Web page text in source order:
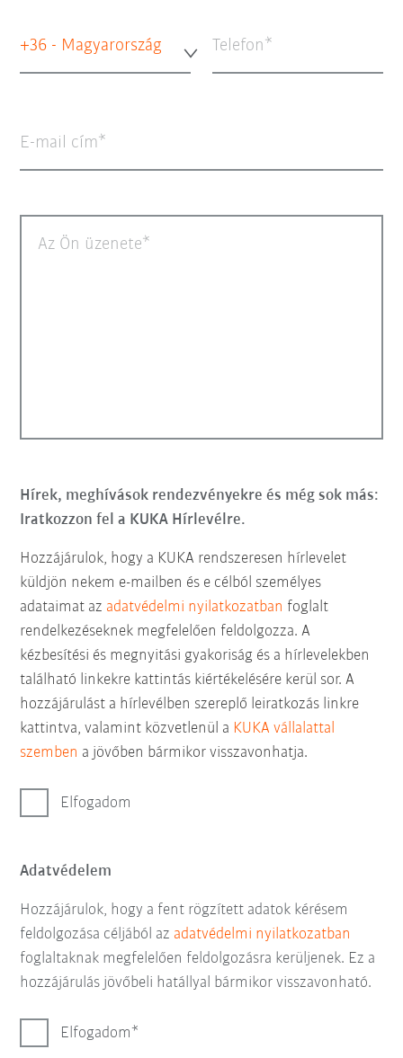
+36 - Magyarország Telefon
E-mail cím
Az Ön üzenete
Hírek, meghívások rendezvényekre és még sok más:
Iratkozzon fel a KUKA Hírlevélre.
Hozzájárulok, hogy a KUKA rendszeresen hírlevelet
küldjön nekem e-mailben és e célból személyes
adataimat az adatvédelmi nyilatkozatban foglalt
rendelkezéseknek megfelelően feldolgozza. A
kézbesítési és megnyitási gyakoriság és a hírlevelekben
található linkekre kattintás kiértékelésére kerül sor. A
hozzájárulást a hírlevélben szereplő leiratkozás linkre
kattintva, valamint közvetlenül a KUKA vállalattal
szemben a jövőben bármikor visszavonhatja.
Elfogadom
Adatvédelem
Hozzájárulok, hogy a fent rögzített adatok kérésem
feldolgozása céljából az adatvédelmi nyilatkozatban
foglaltaknak megfelelően feldolgozásra kerüljenek. Ez a
hozzájárulás jövőbeli hatállyal bármikor visszavonható.
Elfogadom